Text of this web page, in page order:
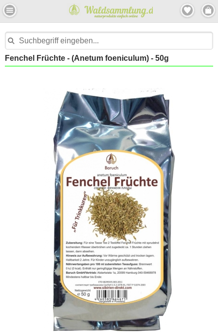
Fenchel Früchte - (Anetum foeniculum) - 50g